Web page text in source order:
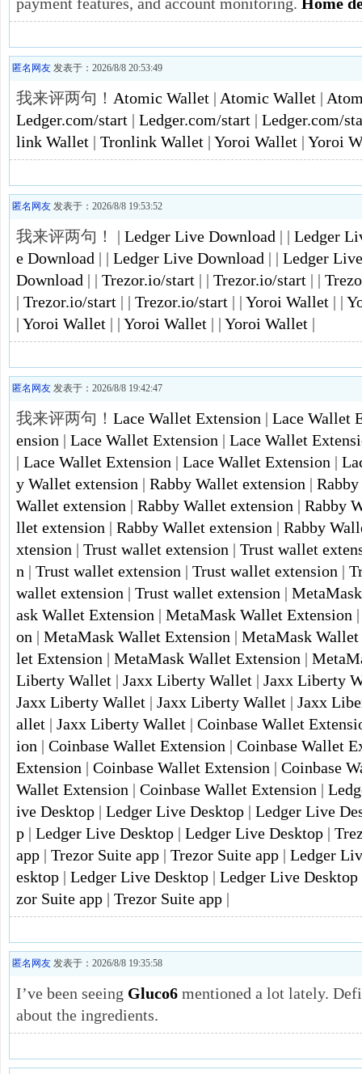
匿名网友 发表于：2026/8/8 20:53:49
我来评两句！ Atomic Wallet | Atomic Wallet |
Ledger.com/start | Ledger.com/start | Ledger.com/
link Wallet | Tronlink Wallet | Yoroi Wallet | Yoroi
匿名网友 发表于：2026/8/8 19:53:52
我来评两句！ | Ledger Live Download | | Ledger
e Download | | Ledger Live Download | | Ledger
Download | | Trezor.io/start | | Trezor.io/start | |
| Trezor.io/start | | Trezor.io/start | | Yoroi Wallet | |
| Yoroi Wallet | | Yoroi Wallet | | Yoroi Wallet |
匿名网友 发表于：2026/8/8 19:42:47
我来评两句！ Lace Wallet Extension | Lace Wallet
ension | Lace Wallet Extension | Lace Wallet
| Lace Wallet Extension | Lace Wallet Extension |
y Wallet extension | Rabby Wallet extension |
Wallet extension | Rabby Wallet extension | Rabby
llet extension | Rabby Wallet extension | Rabby
xtension | Trust wallet extension | Trust wallet
n | Trust wallet extension | Trust wallet extension |
wallet extension | Trust wallet extension |
ask Wallet Extension | MetaMask Wallet Extension
on | MetaMask Wallet Extension | MetaMask
let Extension | MetaMask Wallet Extension |
Liberty Wallet | Jaxx Liberty Wallet | Jaxx Liberty
Jaxx Liberty Wallet | Jaxx Liberty Wallet | Jaxx
allet | Jaxx Liberty Wallet | Coinbase Wallet
ion | Coinbase Wallet Extension | Coinbase Wallet
Extension | Coinbase Wallet Extension | Coinbase
Wallet Extension | Coinbase Wallet Extension |
ive Desktop | Ledger Live Desktop | Ledger Live
p | Ledger Live Desktop | Ledger Live Desktop |
app | Trezor Suite app | Trezor Suite app | Ledger
esktop | Ledger Live Desktop | Ledger Live Desktop
zor Suite app | Trezor Suite app |
匿名网友 发表于：2026/8/8 19:35:58
I’ve been seeing Gluco6 mentioned a lot lately.
about the ingredients.